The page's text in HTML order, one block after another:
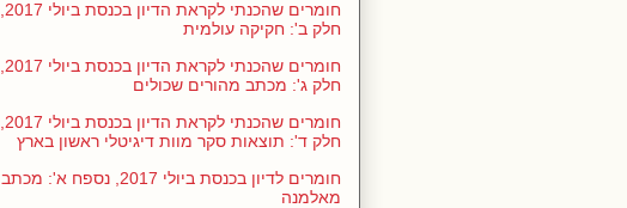
חלק ב': חקיקה עולמית
חלק ג': מכתב מהורים שכולים
חלק ד': תוצאות סקר מוות דיגיטלי ראשון בארץ
חומרים לדיון בכנסת ביולי 2017, נספח א': מכתב
מאלמנה